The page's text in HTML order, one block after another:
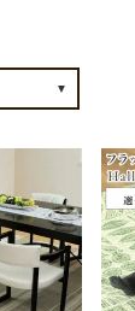
冷感寝具